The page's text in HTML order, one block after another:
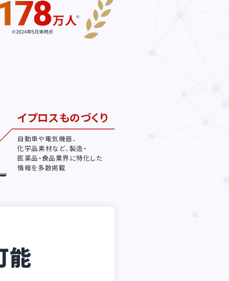
イプロスものづくり
自動車や電気機器、
化学品素材など、製造・
医薬品・食品業界に特化した
情報を多数掲載
能